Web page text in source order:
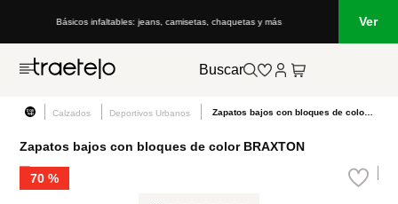
Básicos infaltables: jeans, camisetas, chaquetas y más Lo que está de
Ver
Buscar
Calzados Deportivos Urbanos
Zapatos bajos con bloques de color BRAXTON
70 %